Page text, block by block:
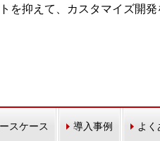
を抑えて、カスタマイズ開
スケース 導入事例 よく